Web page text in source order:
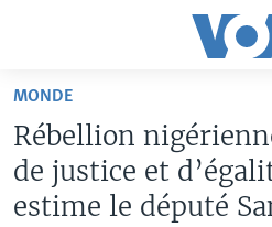
Retour
navigation
ÉTATS-UNIS
TV
LE MONDE AUJOURD'HUI
RADIO
MONDE
Rébellion
de justice et
estime le député